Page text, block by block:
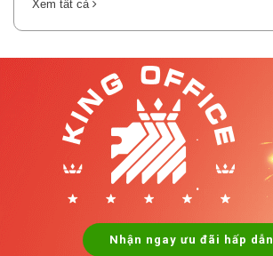
Xem tất cả
.
.
Nhận ngay ưu đãi hấp dẫn